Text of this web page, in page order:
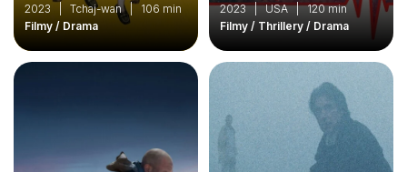
2023 | Tchaj-wan | 106 min
Filmy / Drama
2023 | USA | 120 min
Filmy / Thrillery / Drama